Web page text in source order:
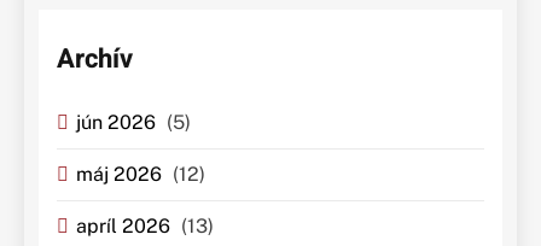
Archív
jún 2026 (5)
máj 2026 (12)
apríl 2026 (13)